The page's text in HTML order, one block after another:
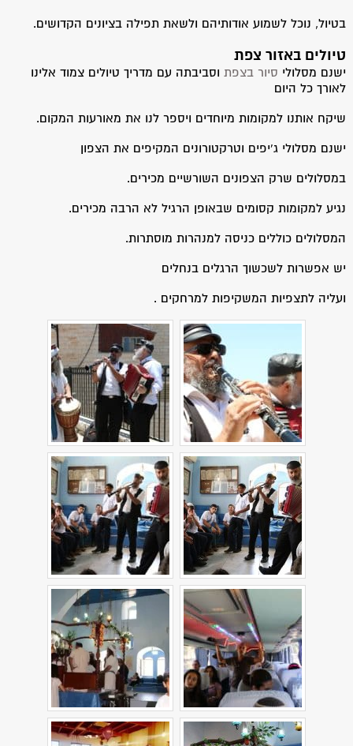
בטיול, נוכל לשמוע אודותיהם ולשאת תפילה בציונים הקדושים.
טיולים באזור צפת​
ישנם מסלולי סיור בצפתוסביבתה עם מדריך טיולים צמוד אלינו
לאורך כל היום
שיקח אותנו למקומות מיוחדים ויספר לנו את מאורעות המקום.
ישנם מסלולי ג'יפים וטרקטורונים המקיפים את הצפון
במסלולים שרק הצפונים השורשיים מכירים.
נגיע למקומות קסומים שבאופן הרגיל לא הרבה מכירים.
המסלולים כוללים כניסה למנהרות מוסתרות.
יש אפשרות לשכשוך הרגלים בנחלים
ועליה לתצפיות המשקיפות למרחקים .